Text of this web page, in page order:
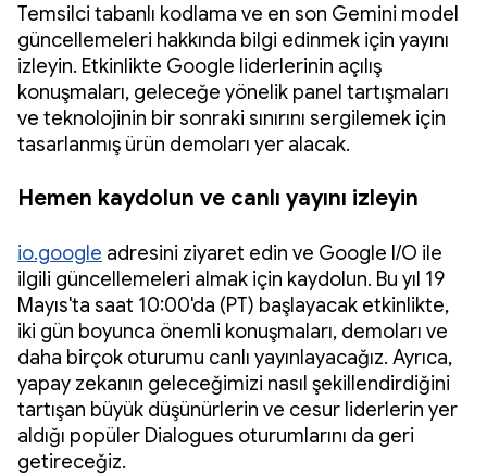
Temsilci tabanlı kodlama ve en son Gemini model
güncellemeleri hakkında bilgi edinmek için yayını
izleyin. Etkinlikte Google liderlerinin açılış
konuşmaları, geleceğe yönelik panel tartışmaları
ve teknolojinin bir sonraki sınırını sergilemek için
tasarlanmış ürün demoları yer alacak.
Hemen kaydolun ve canlı yayını izleyin
io.google adresini ziyaret edin ve Google I/O ile
ilgili güncellemeleri almak için kaydolun. Bu yıl 19
Mayıs'ta saat 10:00'da (PT) başlayacak etkinlikte,
iki gün boyunca önemli konuşmaları, demoları ve
daha birçok oturumu canlı yayınlayacağız. Ayrıca,
yapay zekanın geleceğimizi nasıl şekillendirdiğini
tartışan büyük düşünürlerin ve cesur liderlerin yer
aldığı popüler Dialogues oturumlarını da geri
getireceğiz.